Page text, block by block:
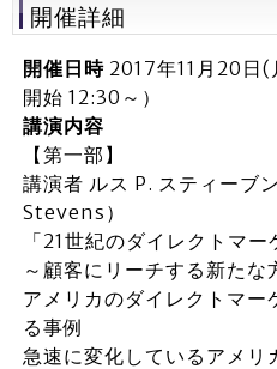
開催詳細
開催日時2017年11月20日(
開始 12:30～）
講演内容
【第一部】
講演者 ルス P. スティーブ
Stevens）
「21世紀のダイレクトマー
～顧客にリーチする新たな
アメリカのダイレクトマー
る事例
急速に変化しているアメリ